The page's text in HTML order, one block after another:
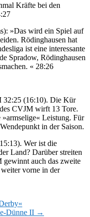
Kräfte bei den
»Das wird ein Spiel auf
Rödinghausen hat
ist eine interessante
Spradow, Rödinghausen
« 28:26
32:25 (16:10). Die Kür
CVJM wirft 13 Tore.
Leistung. Für
in der Saison.
Wer ist die
Land? Darüber streiten
gewinnt auch das zweite
vorne in der
Dünne II →